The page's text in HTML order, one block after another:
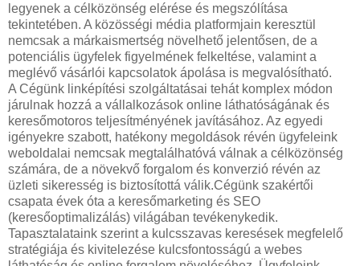
legyenek a célközönség elérése és megszólítása
tekintetében. A közösségi média platformjain keresztül
nemcsak a márkaismertség növelhető jelentősen, de a
potenciális ügyfelek figyelmének felkeltése, valamint a
meglévő vásárlói kapcsolatok ápolása is megvalósítható.
A Cégünk linképítési szolgáltatásai tehát komplex módon
járulnak hozzá a vállalkozások online láthatóságának és
keresőmotoros teljesítményének javításához. Az egyedi
igényekre szabott, hatékony megoldások révén ügyfeleink
weboldalai nemcsak megtalálhatóvá válnak a célközönség
számára, de a növekvő forgalom és konverzió révén az
üzleti sikeresség is biztosítottá válik.Cégünk szakértői
csapata évek óta a keresőmarketing és SEO
(keresőoptimalizálás) világában tevékenykedik.
Tapasztalataink szerint a kulcsszavas keresések megfelelő
stratégiája és kivitelezése kulcsfontosságú a webes